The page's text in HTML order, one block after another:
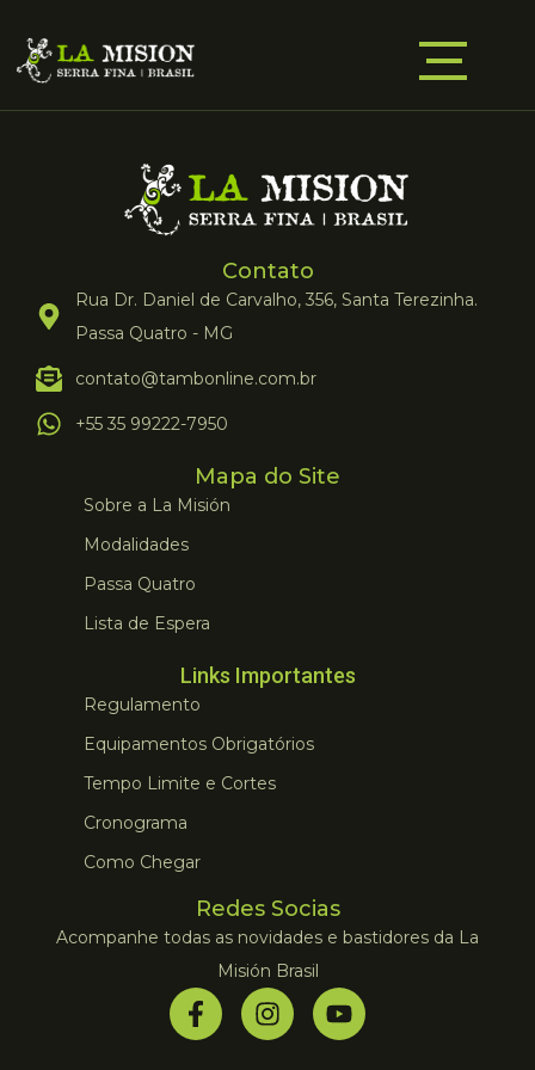
Contato
Rua Dr. Daniel de Carvalho, 356, Santa Terezinha.
Passa Quatro - MG
contato@tambonline.com.br
+55 35 99222-7950
Mapa do Site
Sobre a La Misión
Modalidades
Passa Quatro
Lista de Espera
Links Importantes
Regulamento
Equipamentos Obrigatórios
Tempo Limite e Cortes
Cronograma
Como Chegar
Redes Socias
Acompanhe todas as novidades e bastidores da La
Misión Brasil